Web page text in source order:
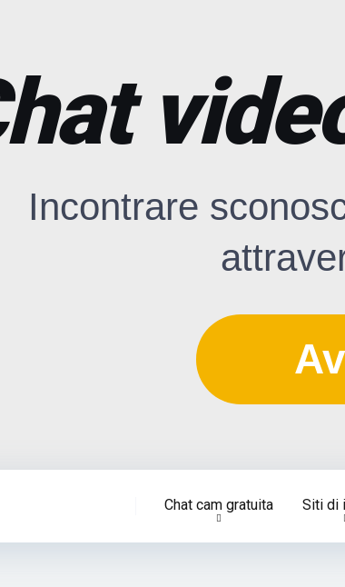
Incontrare
Chat cam gratuita Siti di